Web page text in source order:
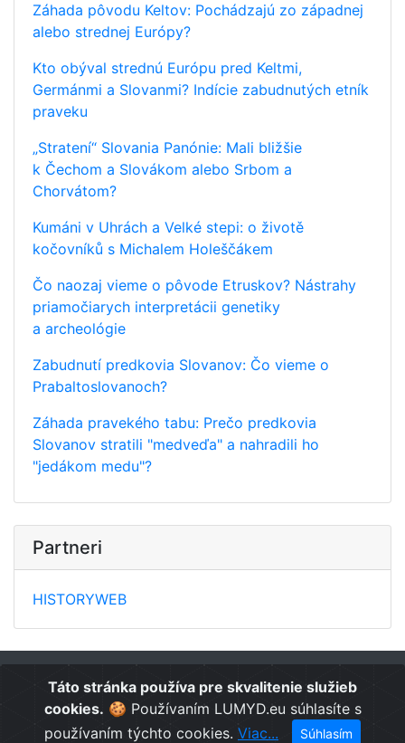
Záhada pôvodu Keltov: Pochádzajú zo západnej
alebo strednej Európy?
Kto obýval strednú Európu pred Keltmi,
Germánmi a Slovanmi? Indície zabudnutých etník
praveku
„Stratení“ Slovania Panónie: Mali bližšie
k Čechom a Slovákom alebo Srbom a
Chorvátom?
Kumáni v Uhrách a Velké stepi: o životě
kočovníků s Michalem Holeščákem
Čo naozaj vieme o pôvode Etruskov? Nástrahy
priamočiarych interpretácii genetiky
a archeológie
Zabudnutí predkovia Slovanov: Čo vieme o
Prabaltoslovanoch?
Záhada pravekého tabu: Prečo predkovia
Slovanov stratili "medveďa" a nahradili ho
"jedákom medu"?
Partneri
HISTORYWEB
Copyright © LUMYD 2020
Táto stránka používa pre skvalitenie služieb
cookies. 🍪 Používaním LUMYD.eu súhlasíte s
používaním týchto cookies. Viac... Súhlasím